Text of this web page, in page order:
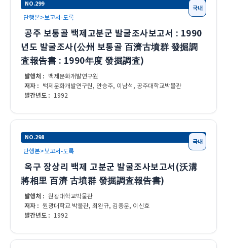
NO.299
단행본>보고서-도록
공주 보통골 백제고분군 발굴조사보고서 : 1990
년도 발굴조사(公州 보통골 百濟古墳群 發掘調
査報告書 : 1990年度 發掘調査)
발행처 : 백제문화개발연구원
저자 : 백제문화개발연구원, 안승주, 이남석, 공주대학교박물관
발간년도 : 1992
국내
NO.298
단행본>보고서-도록
옥구 장상리 백제 고분군 발굴조사보고서(沃溝
將相里 百濟 古墳群 發掘調査報告書)
발행처 : 원광대학교박물관
저자 : 원광대학교 박물관, 최완규, 김종문, 이신효
발간년도 : 1992
국내